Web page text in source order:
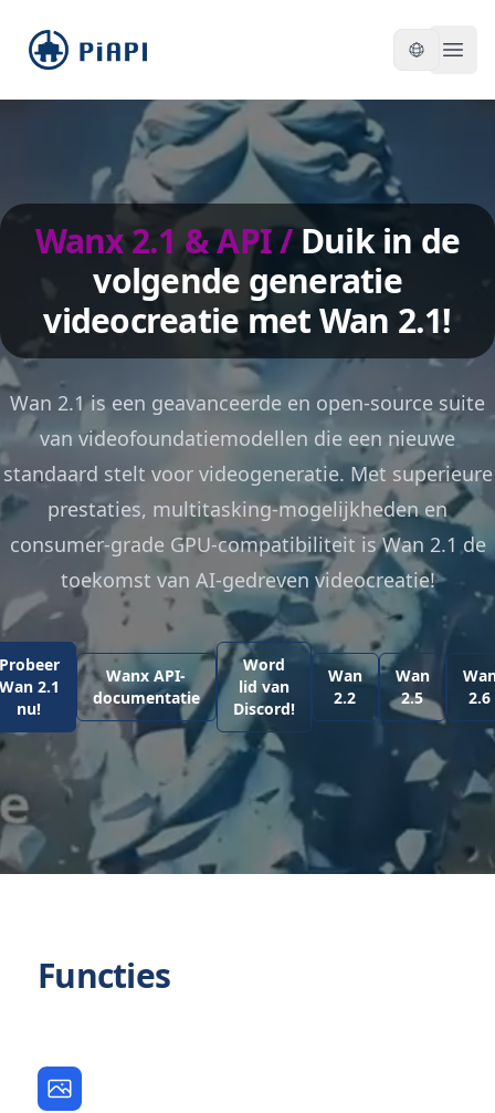
piapi
Wanx 2.1 & API/Duik in de
volgende generatie
videocreatie met Wan 2.1!
Wan 2.1 is een geavanceerde en open-source suite
van videofoundatiemodellen die een nieuwe
standaard stelt voor videogeneratie. Met superieure
prestaties, multitasking-mogelijkheden en
consumer-grade GPU-compatibiliteit is Wan 2.1 de
toekomst van AI-gedreven videocreatie!
2.1
nu!
Wanx API-
documentatie
Word
lid van
Discord!
Wan
2.2
Wan
2.5
2.6
Functies